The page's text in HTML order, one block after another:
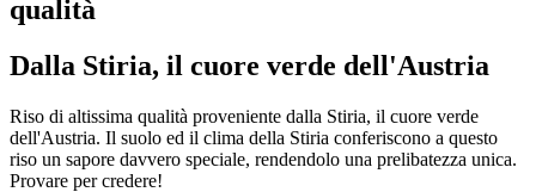
qualità
Dalla Stiria, il cuore verde dell'Austria
Riso di altissima qualità proveniente dalla Stiria, il cuore verde
dell'Austria. Il suolo ed il clima della Stiria conferiscono a questo
riso un sapore davvero speciale, rendendolo una prelibatezza unica.
Provare per credere!